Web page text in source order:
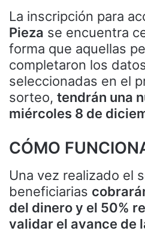
La inscripción para
Pieza se encuentra
forma que aquellas
completaron los
seleccionadas en el
sorteo, tendrán una
miércoles 8 de
CÓMO
Una vez realizado el
beneficiarias
del dinero y el 50%
validar el avance de